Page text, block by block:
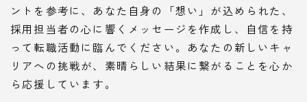
ントを参考に、あなた自身の「想い」が込められた、
採用担当者の心に響くメッセージを作成し、自信を持
って転職活動に臨んでください。あなたの新しいキャ
リアへの挑戦が、素晴らしい結果に繋がることを心か
ら応援しています。